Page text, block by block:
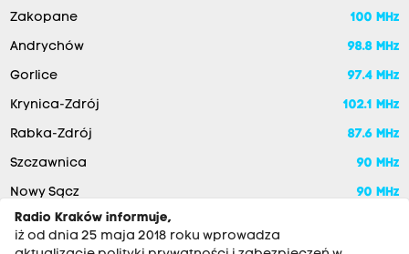
Zakopane 100 MHz
Andrychów 98.8 MHz
Gorlice 97.4 MHz
Krynica-Zdrój 102.1 MHz
Rabka-Zdrój 87.6 MHz
Szczawnica 90 MHz
Nowy Sącz
90 MHz
Radio Kraków informuje,
iż od dnia 25 maja 2018 roku wprowadza